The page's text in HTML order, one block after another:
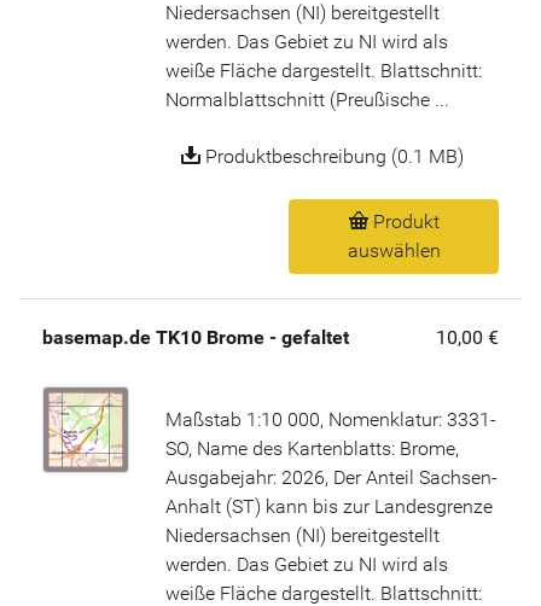
Niedersachsen (NI) bereitgestellt
werden. Das Gebiet zu NI wird als
weiße Fläche dargestellt. Blattschnitt:
Normalblattschnitt (Preußische ...
Produktbeschreibung (0.1 MB)
Produkt
auswählen
basemap.de TK10 Brome - gefaltet 10,00 €
Maßstab 1:10 000, Nomenklatur: 3331-
SO, Name des Kartenblatts: Brome,
Ausgabejahr: 2026, Der Anteil Sachsen-
Anhalt (ST) kann bis zur Landesgrenze
Niedersachsen (NI) bereitgestellt
werden. Das Gebiet zu NI wird als
weiße Fläche dargestellt. Blattschnitt: